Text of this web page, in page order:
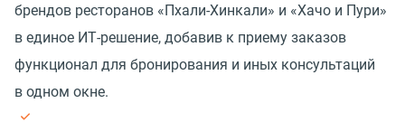
брендов ресторанов «Пхали-Хинкали» и «Хачо и Пури»
в единое ИТ-решение, добавив к приему заказов
функционал для бронирования и иных консультаций
в одном окне.